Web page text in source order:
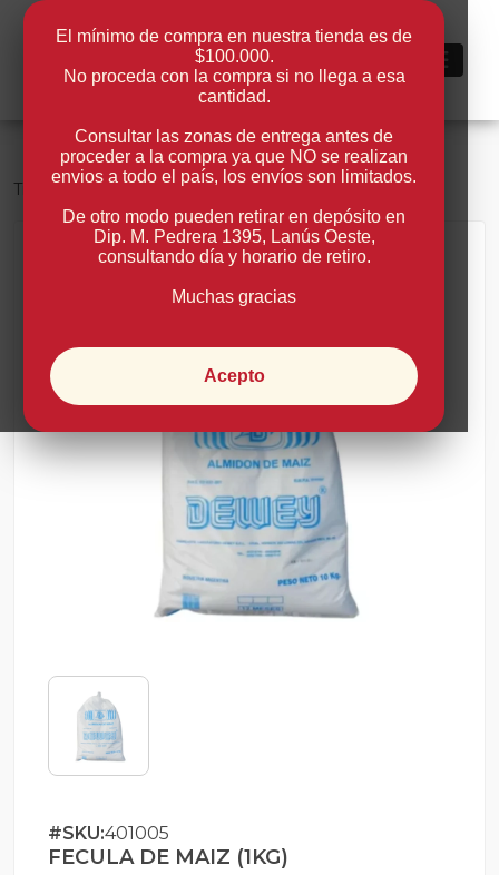
Tienda
Volver
#SKU:401005
FECULA DE MAIZ (1KG)
El mínimo de compra en nuestra tienda es de
$100.000.
No proceda con la compra si no llega a esa
cantidad.
Consultar las zonas de entrega antes de
proceder a la compra ya que NO se realizan
envios a todo el país, los envíos son limitados.
De otro modo pueden retirar en depósito en
Dip. M. Pedrera 1395, Lanús Oeste,
consultando día y horario de retiro.
Muchas gracias
Acepto